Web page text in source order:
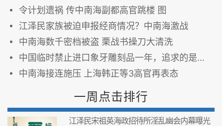
令计划遗祸 传中南海副都高官跳楼 图
江泽民家族被迫申报经商情况？中南海激战
中南海数千密档被盗 栗战书操刀大清洗
中国临时禁止进口象牙雕刻品一年，追求的是政治影响而非实际环保效果
中南海接连施压 上海韩正等3高官再表态
一周点击排行
江泽民宋祖英海政招待所淫乱幽会内幕曝光